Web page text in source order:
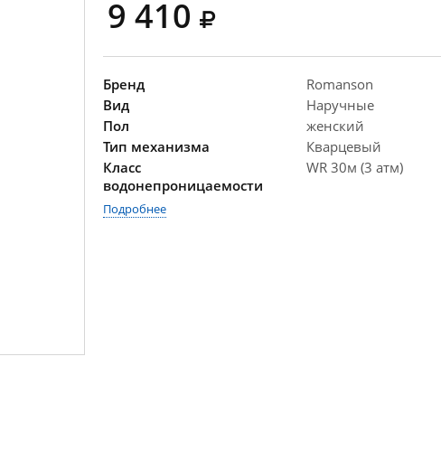
9 410
Бренд
Romanson
Вид
Наручные
Пол
женский
Тип механизма
Кварцевый
Класс
водонепроницаемости
WR 30м (3 атм)
Подробнее